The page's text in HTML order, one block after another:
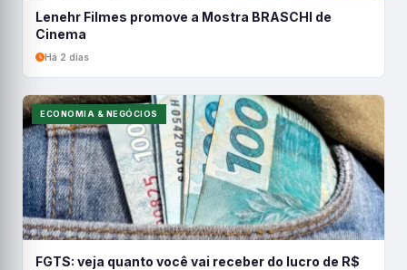
Lenehr Filmes promove a Mostra BRASCHI de
Cinema
Há 2 dias
ECONOMIA & NEGÓCIOS
FGTS: veja quanto você vai receber do lucro de R$